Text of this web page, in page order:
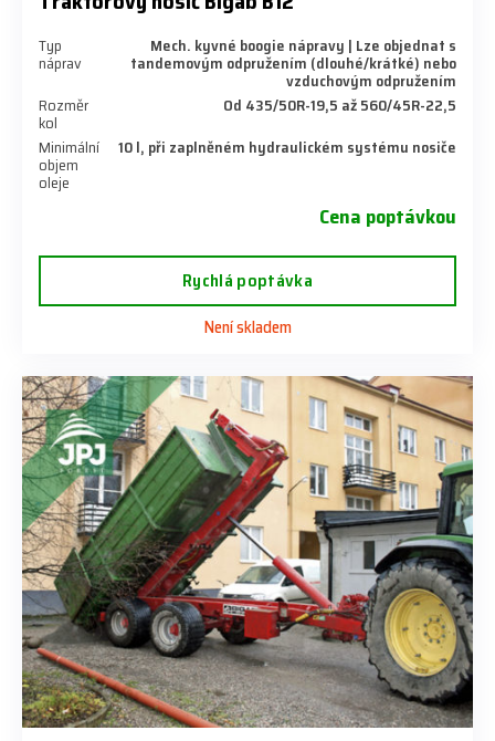
Typ
náprav
Mech. kyvné boogie nápravy | Lze objednat s
tandemovým odpružením (dlouhé/krátké) nebo
vzduchovým odpružením
Rozměr
kol
Od 435/50R-19,5 až 560/45R-22,5
Minimální
objem
oleje
10 l, při zaplněném hydraulickém systému nosiče
Cena poptávkou
Rychlá poptávka
Není skladem